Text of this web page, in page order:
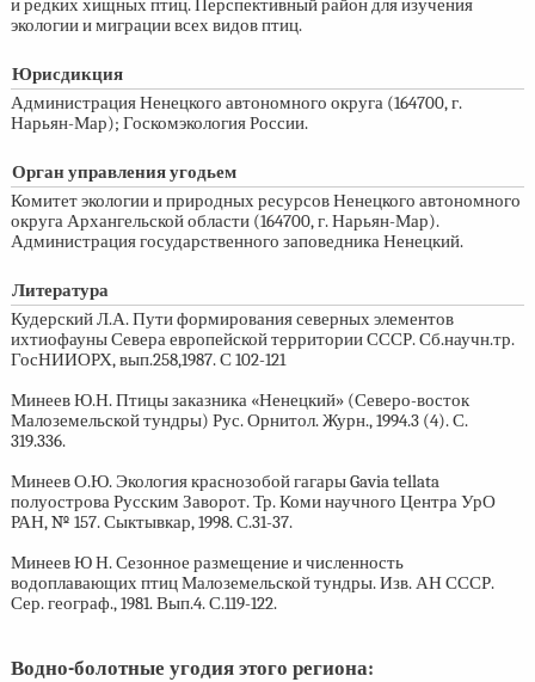
и редких хищных птиц. Перспективный район для изучения
экологии и миграции всех видов птиц.
Юрисдикция
Администрация Ненецкого автономного округа (164700, г.
Нарьян-Мар); Госкомэкология России.
Орган управления угодьем
Комитет экологии и природных ресурсов Ненецкого автономного
округа Архангельской области (164700, г. Нарьян-Мар).
Администрация государственного заповедника Ненецкий.
Литература
Кудерский Л.А. Пути формирования северных элементов
ихтиофауны Севера европейской территории СССР. Сб.научн.тр.
ГосНИИОРХ, вып.258,1987. С102-121
Минеев Ю.Н. Птицы заказника «Ненецкий» (Северо-восток
Малоземельской тундры) Рус. Орнитол. Журн., 1994.3 (4). С.
319.336.
Минеев О.Ю. Экология краснозобой гагары Gavia tellata
полуострова Русским Заворот. Тр. Коми научного Центра УрО
РАН, № 157. Сыктывкар, 1998. С.31-37.
Минеев Ю Н. Сезонное размещение и численность
водоплавающих птиц Малоземельской тундры. Изв. АН СССР.
Сер. географ., 1981. Вып.4. С.119-122.
Водно-болотные угодия этого региона: